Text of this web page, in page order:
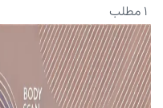
۱ مطلب